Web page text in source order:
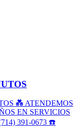
💑 ATENDEMOS
EN SERVICIOS
391-0673 ☎️